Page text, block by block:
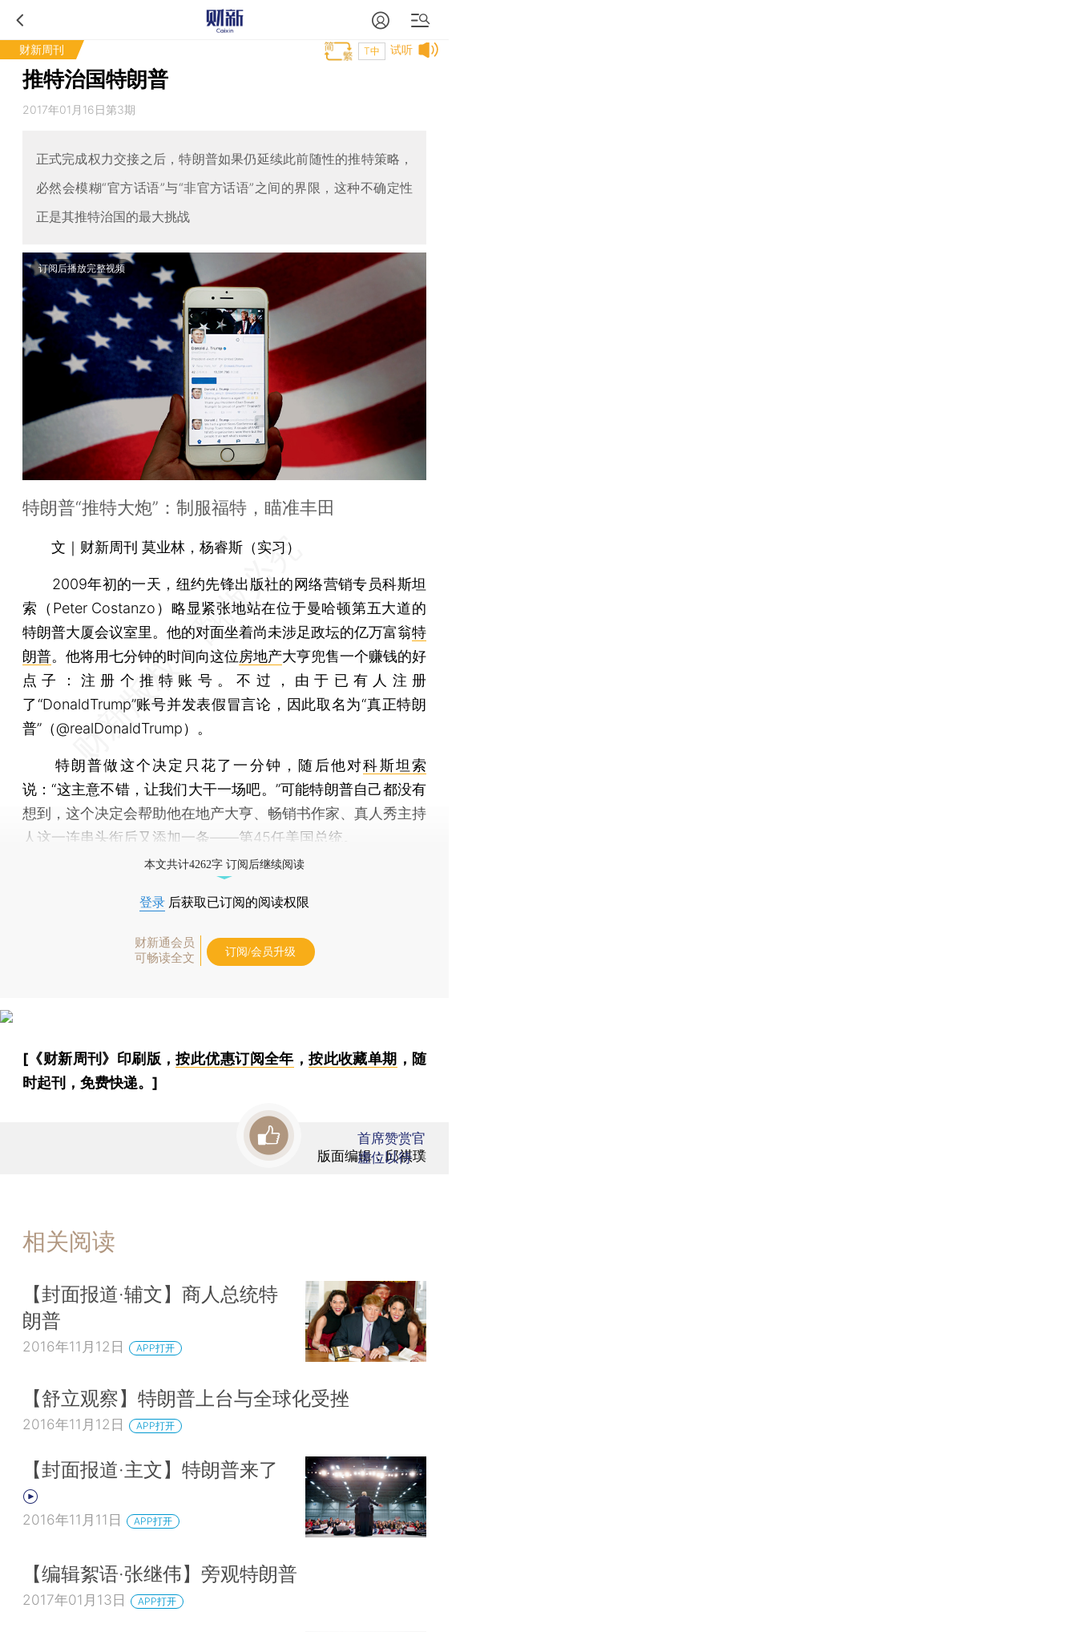
财新周刊 试听
T中
推特治国特朗普
2017年01月16日第3期
正式完成权力交接之后，特朗普如果仍延续此前随性的推特策略，
必然会模糊“官方话语”与“非官方话语”之间的界限，这种不确定性
正是其推特治国的最大挑战
订阅后播放完整视频
特朗普“推特大炮”：制服福特，瞄准丰田
文｜财新周刊 莫业林，杨睿斯（实习）
2009年初的一天，纽约先锋出版社的网络营销专员科斯坦
索（Peter Costanzo）略显紧张地站在位于曼哈顿第五大道的
特朗普大厦会议室里。他的对面坐着尚未涉足政坛的亿万富翁特
朗普。他将用七分钟的时间向这位房地产大亨兜售一个赚钱的好
点子：注册个推特账号。不过，由于已有人注册
了“DonaldTrump”账号并发表假冒言论，因此取名为“真正特朗
普”（@realDonaldTrump）。
特朗普做这个决定只花了一分钟，随后他对科斯坦索
说：“这主意不错，让我们大干一场吧。”可能特朗普自己都没有
想到，这个决定会帮助他在地产大亨、畅销书作家、真人秀主持
人这一连串头衔后又添加一条——第45任美国总统
本文共计4262字 订阅后继续阅读
登录 后获取已订阅的阅读权限
财新通会员
可畅读全文
订阅/会员升级
[《财新周刊》印刷版，按此优惠订阅全年 ，按此收藏单期 ，随
时起刊，免费快递。]
版面编辑：邱祺璞
首席赞赏官
虚位以待
相关阅读
【封面报道·辅文】商人总统特
朗普
2016年11月12日 APP打开
【舒立观察】特朗普上台与全球化受挫
2016年11月12日 APP打开
【封面报道·主文】特朗普来了
2016年11月11日 APP打开
【编辑絮语·张继伟】旁观特朗普
2017年01月13日 APP打开